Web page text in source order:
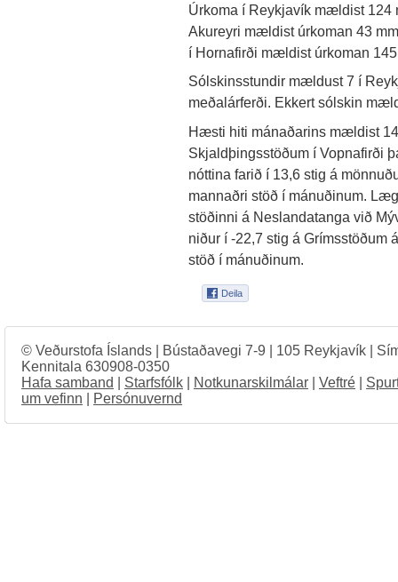
Úrkoma í Reykjavík mældist 124
Akureyri mældist úrkoman 43
í Hornafirði mældist úrkoman
Sólskinsstundir mældust 7 í
meðalárferði. Ekkert sólskin
Hæsti hiti mánaðarins mældist
Skjaldþingsstöðum í Vopnafirði
nóttina farið í 13,6 stig á
mannaðri stöð í mánuðinum.
stöðinni á Neslandatanga við
niður í -22,7 stig á
stöð í mánuðinum.
© Veðurstofa Íslands | Bústaðavegi 7-9 | 105 Reykjavík |
Kennitala 630908-0350
Hafa samband
Starfsfólk Notkunarskilmálar Veftré
um vefinn
Persónuvernd